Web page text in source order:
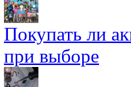
Покупать ли
при выборе